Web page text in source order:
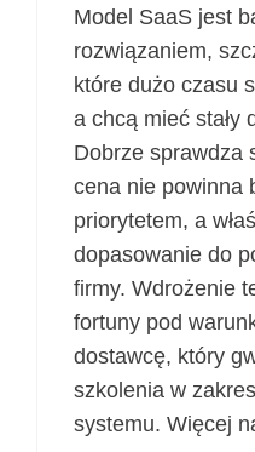
Model SaaS jest
rozwiązaniem,
które dużo czasu
a chcą mieć stały
Dobrze sprawdza
cena nie powinna
priorytetem, a
dopasowanie do
firmy. Wdrożenie
fortuny pod
dostawcę, który
szkolenia w
systemu. Więcej